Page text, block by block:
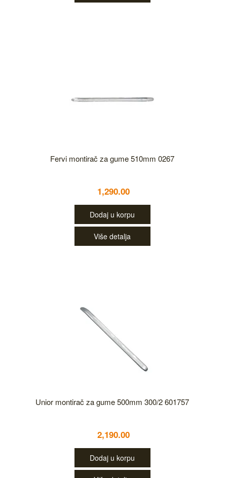
Fervi montirač za gume 510mm 0267
1,290.00
Dodaj u korpu
Više detalja
Unior montirač za gume 500mm 300/2 601757
2,190.00
Dodaj u korpu